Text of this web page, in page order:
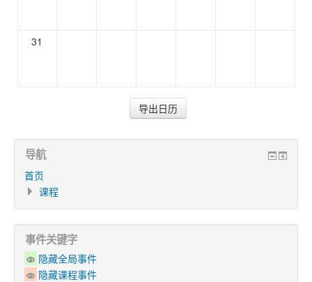
31
导航
首页
课程
事件关键字
隐藏全局事件
隐藏课程事件